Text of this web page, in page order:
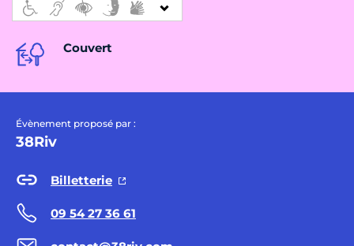
Couvert
Évènement proposé par :
38Riv
Billetterie
09 54 27 36 61